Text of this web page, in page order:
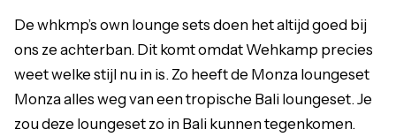
De whkmp’s own lounge sets doen het altijd goed bij
ons ze achterban. Dit komt omdat Wehkamp precies
weet welke stijl nu in is. Zo heeft de Monza loungeset
Monza alles weg van een tropische Bali loungeset. Je
zou deze loungeset zo in Bali kunnen tegenkomen.